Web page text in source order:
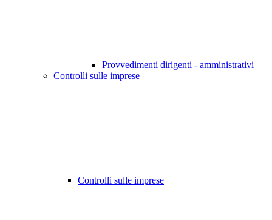
Provvedimenti dirigenti - amministrativi
Controlli sulle imprese
Controlli sulle imprese